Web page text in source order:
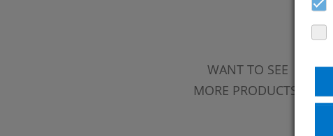
WANT TO SEE
MORE PRODUCTS?